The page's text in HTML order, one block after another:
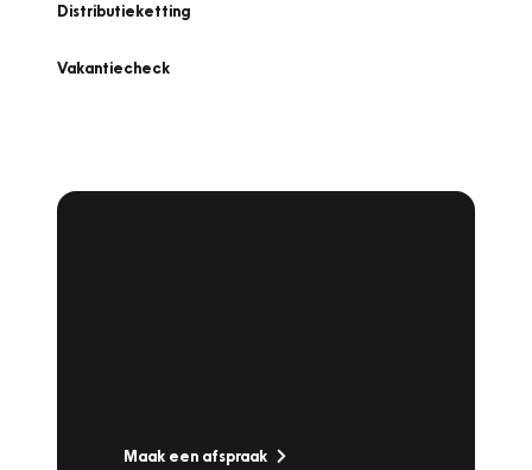
Distributieketting
Vakantiecheck
Maak een afspraak